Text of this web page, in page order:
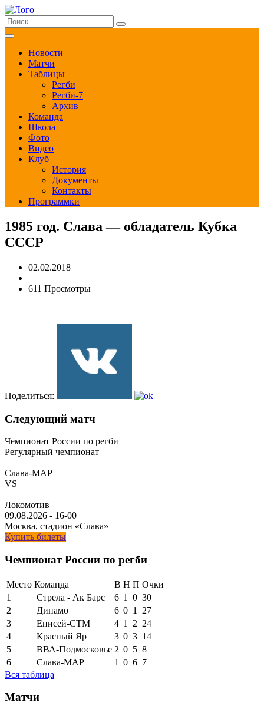
Новости
Матчи
Таблицы
Регби
Регби-7
Архив
Команда
Школа
Фото
Видео
Клуб
История
Документы
Контакты
Программки
1985 год. Слава — обладатель Кубка
СССР
02.02.2018
611 Просмотры
Поделиться:
Следующий матч
Чемпионат России по регби
Регулярный чемпионат
Слава-МАР
VS
Локомотив
09.08.2026 - 16-00
Москва, стадион «Слава»
Купить билеты
Чемпионат России по регби
Место Команда В Н П Очки
1
Стрела - Ак Барс 6 1 0 30
2
Динамо 6 0 1
27
3
Енисей-СТМ 4 1 2 24
4
Красный Яр 3 0 3 14
5
ВВА-Подмосковье 2 0 5 8
6
Слава-МАР 1 0 6 7
Вся таблица
Матчи